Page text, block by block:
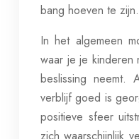
bang hoeven te zijn.
In het algemeen
waar je je kinderen
beslissing
verblijf goed is
positieve sfeer